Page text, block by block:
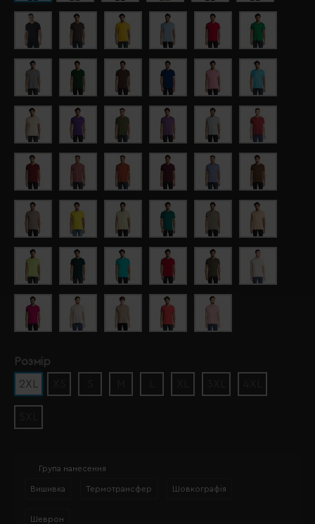
Розмір
2XL
Група нанесення
Вишивка Термотрансфер Шовкографія
Шеврон